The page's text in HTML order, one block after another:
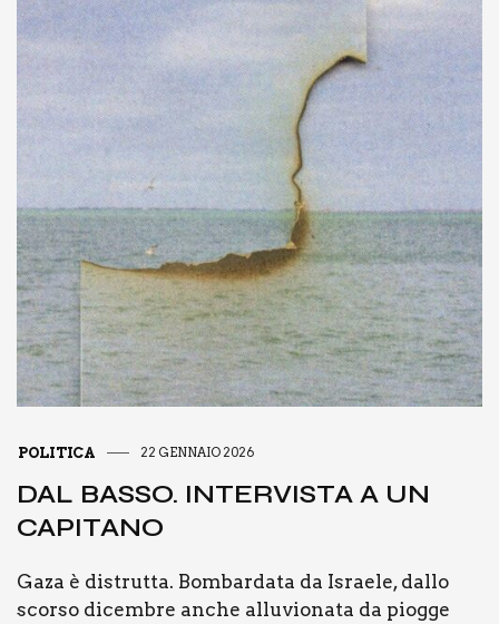
POLITICA 22 GENNAIO 2026
DAL BAS­SO. INTER­VI­STA A UN
CAPI­TA­NO
Gaza è distrut­ta. Bom­bar­da­ta da Israe­le, dal­lo
scor­so dicem­bre anche allu­vio­na­ta da piog­ge